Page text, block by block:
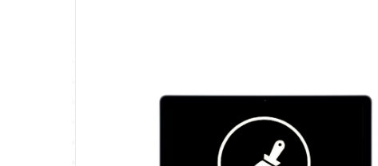
Vous êtes une entreprise ?
Nos experts maintiennent et réparent votre flotte